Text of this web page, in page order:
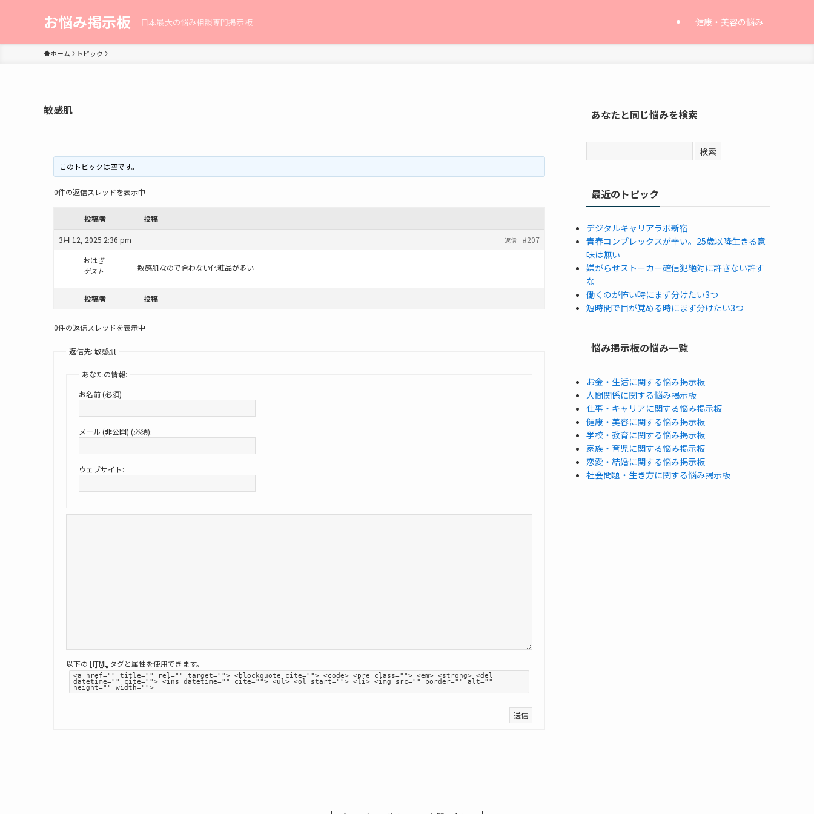
お悩み掲示板 日本最大の悩み相談専門掲示板 健康・美容の悩み
ホーム トピック
敏感肌
このトピックは空です。
0件の返信スレッドを表示中
投稿者 投稿
3月 12, 2025 2:36 pm #207
返信
おはぎ
ゲスト 敏感肌なので合わない化粧品が多い
投稿者 投稿
0件の返信スレッドを表示中
返信先: 敏感肌
あなたの情報:
お名前 (必須)
メール (非公開) (必須):
ウェブサイト:
以下の HTML タグと属性を使用できます。
<a href="" title="" rel="" target=""> <blockquote cite=""> <code> <pre class=""> <em> <strong> <del
datetime="" cite=""> <ins datetime="" cite=""> <ul> <ol start=""> <li> <img src="" border="" alt=""
height="" width="">
送信
あなたと同じ悩みを検索
最近のトピック
デジタルキャリアラボ新宿
青春コンプレックスが辛い。25歳以降生きる意
味は無い
嫌がらせストーカー確信犯絶対に許さない許す
な
働くのが怖い時にまず分けたい3つ
短時間で目が覚める時にまず分けたい3つ
悩み掲示板の悩み一覧
お金・生活に関する悩み掲示板
人間関係に関する悩み掲示板
仕事・キャリアに関する悩み掲示板
健康・美容に関する悩み掲示板
学校・教育に関する悩み掲示板
家族・育児に関する悩み掲示板
恋愛・結婚に関する悩み掲示板
社会問題・生き方に関する悩み掲示板